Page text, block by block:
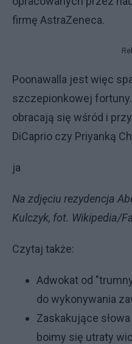
firmę AstraZeneca.
Poonawalla jest więc
szczepionkowej
obracają się wśród i
DiCaprio czy Priyanką
ja
Na zdjęciu rezydencja
Kulczyk, fot. Wikipedia/
Czytaj także:
Adwokat od
do wykonywania
Zaskakujące
boimy się utraty